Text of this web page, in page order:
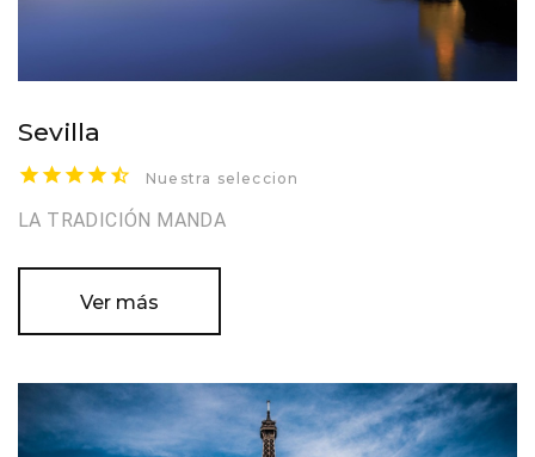
Sevilla
Nuestra seleccion
LA TRADICIÓN MANDA
Ver más